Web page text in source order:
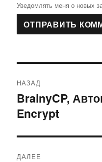
Уведомлять меня о новых
по
записям
НАЗАД
Предыдущая
запись:
BrainyCP,
Encrypt
ДАЛЕЕ